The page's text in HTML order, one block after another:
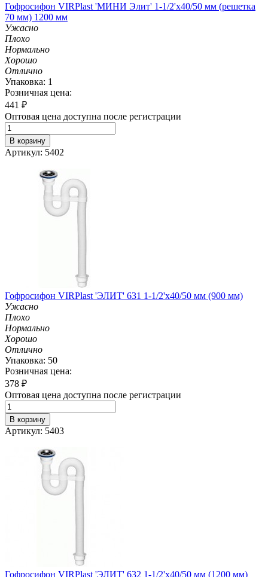
Гофросифон VIRPlast 'МИНИ Элит' 1-1/2'х40/50 мм (решетка
70 мм) 1200 мм
Ужасно
Плохо
Нормально
Хорошо
Отлично
Упаковка: 1
Розничная цена:
441 ₽
Оптовая цена доступна после регистрации
В корзину
Артикул: 5402
Гофросифон VIRPlast 'ЭЛИТ' 631 1-1/2'х40/50 мм (900 мм)
Ужасно
Плохо
Нормально
Хорошо
Отлично
Упаковка: 50
Розничная цена:
378 ₽
Оптовая цена доступна после регистрации
В корзину
Артикул: 5403
Гофросифон VIRPlast 'ЭЛИТ' 632 1-1/2'х40/50 мм (1200 мм)